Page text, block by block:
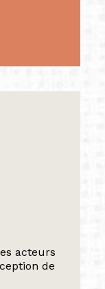
acteurs
de